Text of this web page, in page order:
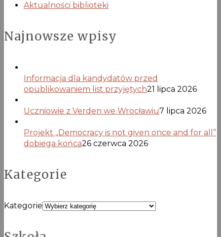
Aktualności biblioteki
Najnowsze wpisy
Informacja dla kandydatów przed
opublikowaniem list przyjętych21 lipca 2026
Uczniowie z Verden we Wrocławiu7 lipca 2026
Projekt „Democracy is not given once and for all”
dobiega końca26 czerwca 2026
Kategorie
Kategorie